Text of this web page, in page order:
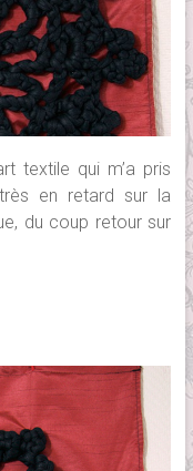
textile qui m’a pris
en retard sur la
du coup retour sur